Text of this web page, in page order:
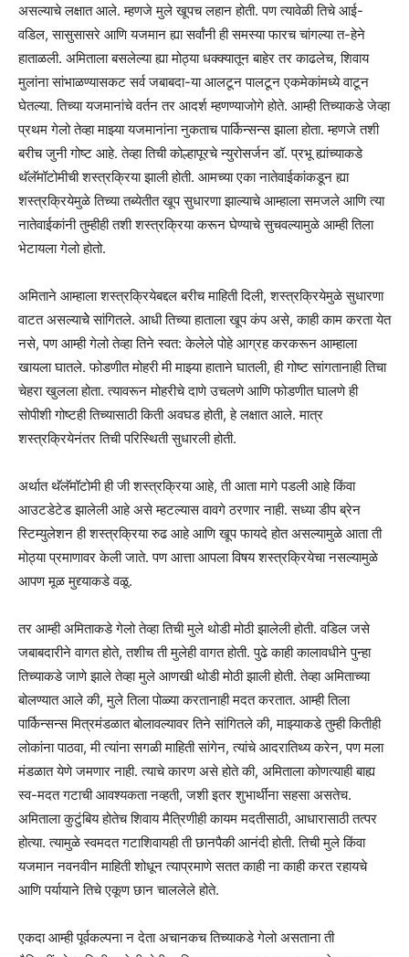
असल्याचे लक्षात आले. म्हणजे मुले खूपच लहान होती. पण त्यावेळी तिचे आई-
वडिल, सासुसासरे आणि यजमान ह्या सर्वांनी ही समस्या फारच चांगल्या त-हेने
हाताळली. अमिताला बसलेल्या ह्या मोठ्या धक्क्यातून बाहेर तर काढलेच, शिवाय
मुलांना सांभाळण्यासकट सर्व जबाबदा-या आलटून पालटून एकमेकांमध्ये वाटून
घेतल्या. तिच्या यजमानांचे वर्तन तर आदर्श म्हणण्याजोगे होते. आम्ही तिच्याकडे जेव्हा
प्रथम गेलो तेव्हा माझ्या यजमानांना नुकताच पार्किन्सन्स झाला होता. म्हणजे तशी
बरीच जुनी गोष्ट आहे. तेव्हा तिची कोल्हापूरचे न्युरोसर्जन डॉ. प्रभू ह्यांच्याकडे
थॅलॅमॉटोमीची शस्त्रक्रिया झाली होती. आमच्या एका नातेवाईकांकडून ह्या
शस्त्रक्रियेमुळे तिच्या तब्येतीत खूप सुधारणा झाल्याचे आम्हाला समजले आणि त्या
नातेवाईकांनी तुम्हीही तशी शस्त्रक्रिया करून घेण्याचे सुचवल्यामुळे आम्ही तिला
भेटायला गेलो होतो.
अमिताने आम्हाला शस्त्रक्रियेबद्दल बरीच माहिती दिली, शस्त्रक्रियेमुळे सुधारणा
वाटत असल्याचेे सांगितले. आधी तिच्या हाताला खूप कंप असे, काही काम करता येत
नसे, पण आम्ही गेलो तेव्हा तिने स्वत: केलेले पोहे आग्रह करकरून आम्हाला
खायला घातले. फोडणीत मोहरी मी माझ्या हाताने घातली, ही गोष्ट सांगतानाही तिचा
चेहरा खुलला होता. त्यावरून मोहरीचे दाणे उचलणे आणि फोडणीत घालणे ही
सोपीशी गोष्टही तिच्यासाठी किती अवघड होती, हे लक्षात आले. मात्र
शस्त्रक्रियेनंतर तिची परिस्थिती सुधारली होती.
अर्थात थॅलॅमॉटोमी ही जी शस्त्रक्रिया आहे, ती आता मागे पडली आहे किंवा
आउटडेटेड झालेली आहे असे म्हटल्यास वावगे ठरणार नाही. सध्या डीप ब्रेन
स्टिम्युलेशन ही शस्त्रक्रिया रुढ आहे आणि खूप फायदे होत असल्यामुळे आता ती
मोठ्या प्रमाणावर केली जाते. पण आत्ता आपला विषय शस्त्रक्रियेचा नसल्यामुळे
आपण मूळ मुद्द्याकडे वळू.
तर आम्ही अमिताकडे गेलो तेव्हा तिची मुले थोडी मोठी झालेली होती. वडिल जसे
जबाबदारीने वागत होते, तशीच ती मुलेही वागत होती. पुढे काही कालावधीने पुन्हा
तिच्याकडे जाणे झाले तेव्हा मुले आणखी थोडी मोठी झाली होती. तेव्हा अमिताच्या
बोलण्यात आले की, मुले तिला पोळ्या करतानाही मदत करतात. आम्ही तिला
पार्किन्सन्स मित्रमंडळात बोलावल्यावर तिने सांगितले की, माझ्याकडे तुम्ही कितीही
लोकांना पाठवा, मी त्यांना सगळी माहिती सांगेन, त्यांचे आदरातिथ्य करेन, पण मला
मंडळात येणे जमणार नाही. त्याचे कारण असे होते की, अमिताला कोणत्याही बाह्य
स्व-मदत गटाची आवश्यकता नव्हती, जशी इतर शुभार्थींना सहसा असतेच.
अमिताला कुटुंबिय होतेच शिवाय मैत्रिणीही कायम मदतीसाठी, आधारासाठी तत्पर
होत्या. त्यामुळे स्वमदत गटाशिवायही ती छानपैकी आनंदी होती. तिची मुले किंवा
यजमान नवनवीन माहिती शोधून त्याप्रमाणे सतत काही ना काही करत रहायचे
आणि पर्यायाने तिचे एकूण छान चाललेले होते.
एकदा आम्ही पूर्वकल्पना न देता अचानकच तिच्याकडे गेलो असताना ती